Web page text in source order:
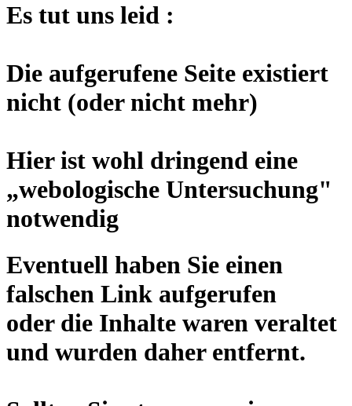
Es tut uns leid :
Die aufgerufene Seite existiert
nicht (oder nicht mehr)
Hier ist wohl dringend eine
„webologische Untersuchung"
notwendig
Eventuell haben Sie einen
falschen Link aufgerufen
oder die Inhalte waren veraltet
und wurden daher entfernt.